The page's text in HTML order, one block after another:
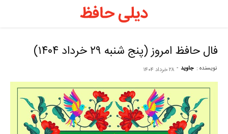
فال حافظ امروز (پنج شنبه ۲۹ خرداد ۱۴۰۴)
نویسنده : جاوید - ۲۸ خرداد ۱۴۰۴